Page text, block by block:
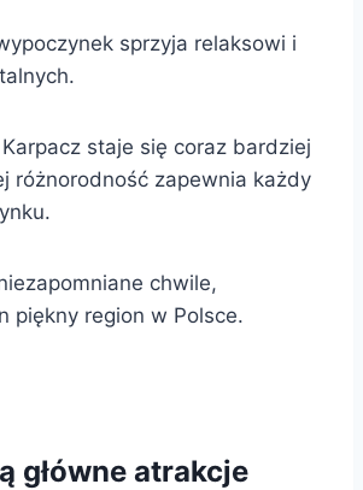
sprzyja relaksowi i
staje się coraz bardziej
różnorodność zapewnia każdy
chwile,
piękny region w Polsce.
główne atrakcje